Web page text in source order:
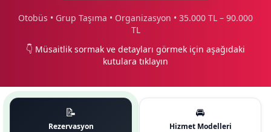
Otobüs • Grup Taşıma • Organizasyon • 35.000 TL – 90.000
TL
👇 Müsaitlik sormak ve detayları görmek için aşağıdaki
kutulara tıklayın
📝
Rezervasyon
🚘
Hizmet Modelleri